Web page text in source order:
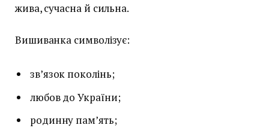
жива, сучасна й сильна.
Вишиванка символізує:
зв’язок поколінь;
любов до України;
родинну пам’ять;